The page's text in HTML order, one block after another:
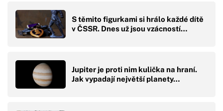
S těmito figurkami si hrálo každé dítě
v ČSSR. Dnes už jsou vzácností…
Jupiter je proti nim kulička na hraní.
Jak vypadají největší planety…